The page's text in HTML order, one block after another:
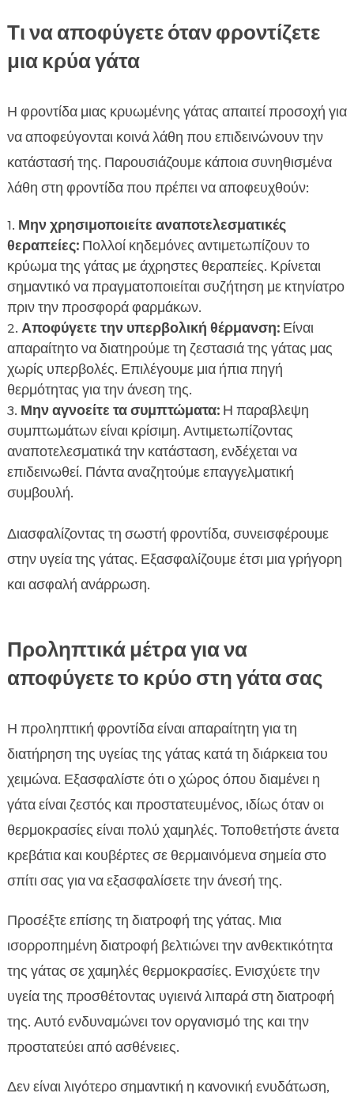
Τι να αποφύγετε όταν φροντίζετε
μια κρύα γάτα
Η φροντίδα μιας κρυωμένης γάτας απαιτεί προσοχή για
να αποφεύγονται κοινά λάθη που επιδεινώνουν την
κατάστασή της. Παρουσιάζουμε κάποια συνηθισμένα
λάθη στη φροντίδα που πρέπει να αποφευχθούν:
Μην χρησιμοποιείτε αναποτελεσματικές
θεραπείες:Πολλοί κηδεμόνες αντιμετωπίζουν το
κρύωμα της γάτας με άχρηστες θεραπείες. Κρίνεται
σημαντικό να πραγματοποιείται συζήτηση με κτηνίατρο
πριν την προσφορά φαρμάκων.
Αποφύγετε την υπερβολική θέρμανση:Είναι
απαραίτητο να διατηρούμε τη ζεστασιά της γάτας μας
χωρίς υπερβολές. Επιλέγουμε μια ήπια πηγή
θερμότητας για την άνεση της.
Μην αγνοείτε τα συμπτώματα:Η παραβλεψη
συμπτωμάτων είναι κρίσιμη. Αντιμετωπίζοντας
αναποτελεσματικά την κατάσταση, ενδέχεται να
επιδεινωθεί. Πάντα αναζητούμε επαγγελματική
συμβουλή.
Διασφαλίζοντας τη σωστή φροντίδα, συνεισφέρουμε
στην υγεία της γάτας. Εξασφαλίζουμε έτσι μια γρήγορη
και ασφαλή ανάρρωση.
Προληπτικά μέτρα για να
αποφύγετε το κρύο στη γάτα σας
Η προληπτική φροντίδα είναι απαραίτητη για τη
διατήρηση της υγείας της γάτας κατά τη διάρκεια του
χειμώνα. Εξασφαλίστε ότι ο χώρος όπου διαμένει η
γάτα είναι ζεστός και προστατευμένος, ιδίως όταν οι
θερμοκρασίες είναι πολύ χαμηλές. Τοποθετήστε άνετα
κρεβάτια και κουβέρτες σε θερμαινόμενα σημεία στο
σπίτι σας για να εξασφαλίσετε την άνεσή της.
Προσέξτε επίσης τη διατροφή της γάτας. Μια
ισορροπημένη διατροφή βελτιώνει την ανθεκτικότητα
της γάτας σε χαμηλές θερμοκρασίες. Ενισχύετε την
υγεία της προσθέτοντας υγιεινά λιπαρά στη διατροφή
της. Αυτό ενδυναμώνει τον οργανισμό της και την
προστατεύει από ασθένειες.
Δεν είναι λιγότερο σημαντική η κανονική ενυδάτωση,